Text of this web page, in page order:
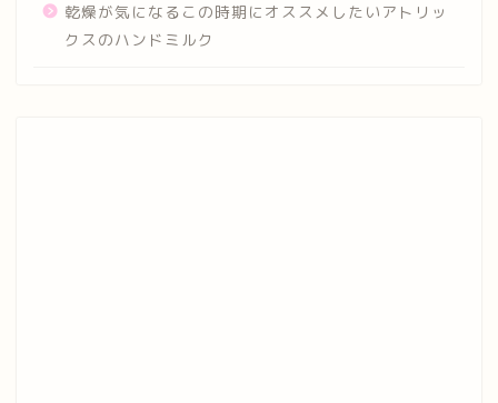
乾燥が気になるこの時期にオススメしたいアトリッ
クスのハンドミルク